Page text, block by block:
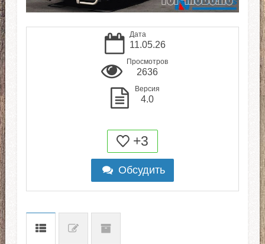
Дата
11.05.26
Просмотров
2636
Версия
4.0
+3
Обсудить